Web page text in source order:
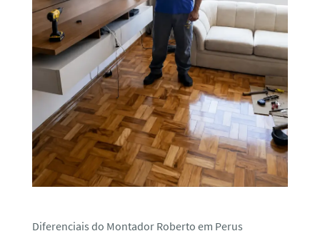
Diferenciais do Montador Roberto em Perus